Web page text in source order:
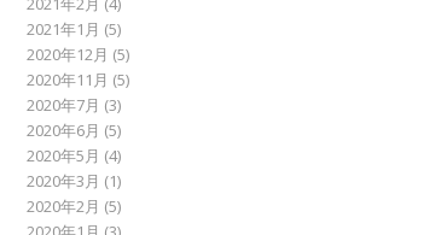
2021年1月 (5)
2020年12月 (5)
2020年11月 (5)
2020年7月 (3)
2020年6月 (5)
2020年5月 (4)
2020年3月 (1)
2020年2月 (5)